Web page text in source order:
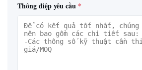
Thông điệp yêu cầu *